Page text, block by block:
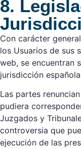
8.
Con carácter
los Usuarios de sus
web, se encuentran
jurisdicción
Las partes
pudiera
Juzgados y
controversia que
ejecución de las